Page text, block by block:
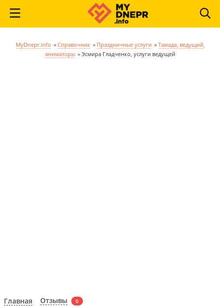
MyDnepr.info » Справочник » Праздничные услуги » Тамада, ведущий,
аниматоры » Эсмира Гладченко, услуги ведущей
Главная Отзывы 0